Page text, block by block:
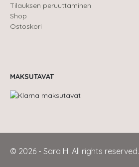
Tilauksen peruuttaminen
Shop
Ostoskori
MAKSUTAVAT
© 2026 - Sara H. All rights reserved.